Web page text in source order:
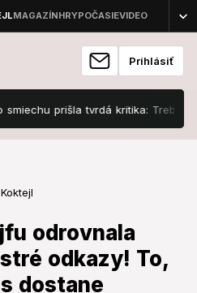
Prihlásiť
prišla tvrdá kritika: Treba zasiahnuť,
Koktejl
odrovnala
odkazy! To,
dostane
o 14:30
odrovnala
odkazy! To, čo